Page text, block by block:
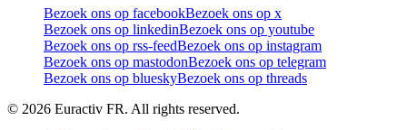
Bezoek ons op facebookBezoek ons op x
Bezoek ons op linkedinBezoek ons op youtube
Bezoek ons op rss-feedBezoek ons op instagram
Bezoek ons op mastodonBezoek ons op telegram
Bezoek ons op blueskyBezoek ons op threads
© 2026 Euractiv FR. All rights reserved.